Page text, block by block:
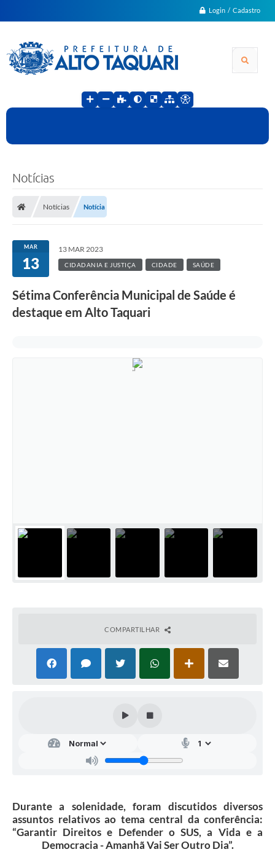
Login / Cadastro
Notícias
Notícias Notícia
MAR
13
13 MAR 2023
CIDADANIA E JUSTIÇA CIDADE SAÚDE
Sétima Conferência Municipal de Saúde é
destaque em Alto Taquari
COMPARTILHAR
Durante a solenidade, foram discutidos diversos
assuntos relativos ao tema central da conferência:
“Garantir Direitos e Defender o SUS, a Vida e a
Democracia - Amanhã Vai Ser Outro Dia”.